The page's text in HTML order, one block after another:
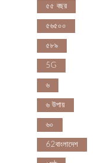
৫৫ বছর
৫৬৫০০
৫৮৯
5G
৬
৬ উপায়
৬০
62বাংলাদেশ